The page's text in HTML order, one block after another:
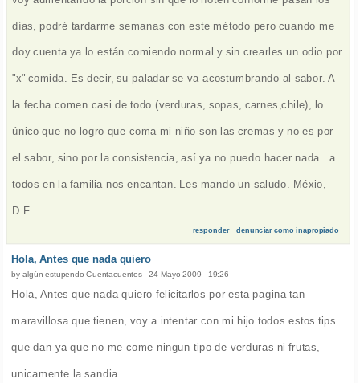
días, podré tardarme semanas con este método pero cuando me
doy cuenta ya lo están comiendo normal y sin crearles un odio por
"x" comida. Es decir, su paladar se va acostumbrando al sabor. A
la fecha comen casi de todo (verduras, sopas, carnes,chile), lo
único que no logro que coma mi niño son las cremas y no es por
el sabor, sino por la consistencia, así ya no puedo hacer nada...a
todos en la familia nos encantan. Les mando un saludo. Méxio,
D.F
responder denunciar como inapropiado
Hola, Antes que nada quiero
by algún estupendo Cuentacuentos-24 Mayo 2009 - 19:26
Hola, Antes que nada quiero felicitarlos por esta pagina tan
maravillosa que tienen, voy a intentar con mi hijo todos estos tips
que dan ya que no me come ningun tipo de verduras ni frutas,
unicamente la sandia.